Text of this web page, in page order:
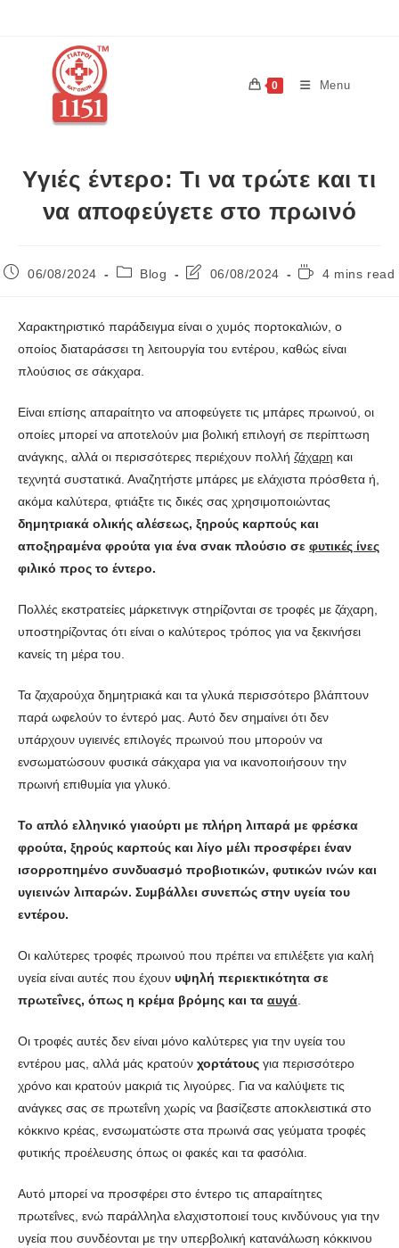
0 Menu
Υγιές έντερο: Τι να τρώτε και τι
να αποφεύγετε στο πρωινό
06/08/2024 Blog 06/08/2024 4 mins read
Χαρακτηριστικό παράδειγμα είναι ο χυμός πορτοκαλιών, ο
οποίος διαταράσσει τη λειτουργία του εντέρου, καθώς είναι
πλούσιος σε σάκχαρα.
Είναι επίσης απαραίτητο να αποφεύγετε τις μπάρες πρωινού, οι
οποίες μπορεί να αποτελούν μια βολική επιλογή σε περίπτωση
ανάγκης, αλλά οι περισσότερες περιέχουν πολλή ζάχαρη και
τεχνητά συστατικά. Αναζητήστε μπάρες με ελάχιστα πρόσθετα ή,
ακόμα καλύτερα, φτιάξτε τις δικές σας χρησιμοποιώντας
δημητριακά ολικής αλέσεως, ξηρούς καρπούς και
αποξηραμένα φρούτα για ένα σνακ πλούσιο σε φυτικές ίνες
φιλικό προς το έντερο.
Πολλές εκστρατείες μάρκετινγκ στηρίζονται σε τροφές με ζάχαρη,
υποστηρίζοντας ότι είναι ο καλύτερος τρόπος για να ξεκινήσει
κανείς τη μέρα του.
Τα ζαχαρούχα δημητριακά και τα γλυκά περισσότερο βλάπτουν
παρά ωφελούν το έντερό μας. Αυτό δεν σημαίνει ότι δεν
υπάρχουν υγιεινές επιλογές πρωινού που μπορούν να
ενσωματώσουν φυσικά σάκχαρα για να ικανοποιήσουν την
πρωινή επιθυμία για γλυκό.
Το απλό ελληνικό γιαούρτι με πλήρη λιπαρά με φρέσκα
φρούτα, ξηρούς καρπούς και λίγο μέλι προσφέρει έναν
ισορροπημένο συνδυασμό προβιοτικών, φυτικών ινών και
υγιεινών λιπαρών. Συμβάλλει συνεπώς στην υγεία του
εντέρου.
Οι καλύτερες τροφές πρωινού που πρέπει να επιλέξετε για καλή
υγεία είναι αυτές που έχουν υψηλή περιεκτικότητα σε
πρωτεΐνες, όπως η κρέμα βρόμης και τα αυγά
Οι τροφές αυτές δεν είναι μόνο καλύτερες για την υγεία του
εντέρου μας, αλλά μάς κρατούν χορτάτους για περισσότερο
χρόνο και κρατούν μακριά τις λιγούρες. Για να καλύψετε τις
ανάγκες σας σε πρωτεΐνη χωρίς να βασίζεστε αποκλειστικά στο
κόκκινο κρέας, ενσωματώστε στα πρωινά σας γεύματα τροφές
φυτικής προέλευσης όπως οι φακές και τα φασόλια.
Αυτό μπορεί να προσφέρει στο έντερο τις απαραίτητες
πρωτεΐνες, ενώ παράλληλα ελαχιστοποιεί τους κινδύνους για την
υγεία που συνδέονται με την υπερβολική κατανάλωση κόκκινου